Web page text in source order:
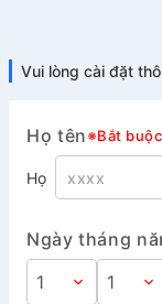
Vui lòng cài đặt
Họ tên※Bắt buộc
Họ
Ngày tháng